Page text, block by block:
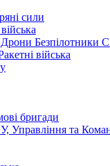
сили
Дрони Безпілотники
війська
бригади
та